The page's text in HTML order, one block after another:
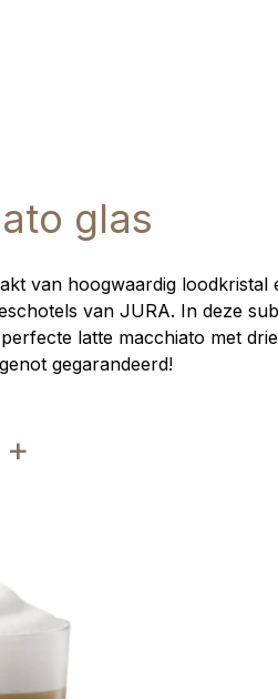
glas
van hoogwaardig loodkristal
van JURA. In deze
latte macchiato met
gegarandeerd!
+